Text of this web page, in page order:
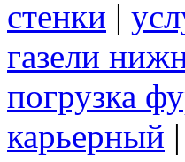
стенки |
газели
погрузка
карьерный |